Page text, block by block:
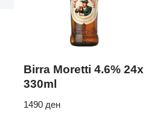
Birra Moretti 4.6% 24x
330ml
1490 ден